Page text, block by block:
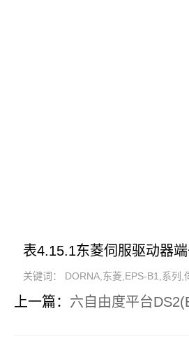
表4.15.1东菱伺服驱动器
关键词： DORNA,东菱,EPS-B1,系列,
上一篇： 六自由度平台